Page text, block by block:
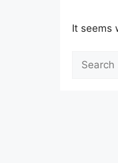
It seems
for: